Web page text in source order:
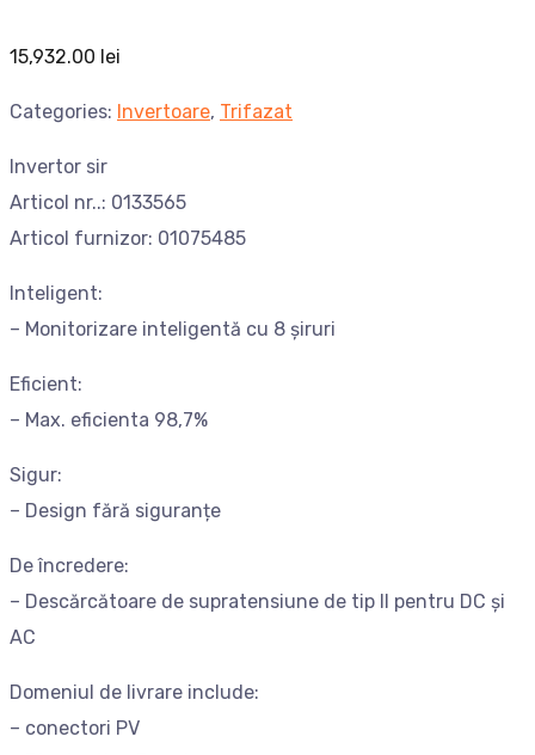
15,932.00 lei
Categories: Invertoare, Trifazat
Invertor sir
Articol nr..: 0133565
Articol furnizor: 01075485
Inteligent:
– Monitorizare inteligentă cu 8 șiruri
Eficient:
– Max. eficienta 98,7%
Sigur:
– Design fără siguranțe
De încredere:
– Descărcătoare de supratensiune de tip II pentru DC și
AC
Domeniul de livrare include:
– conectori PV